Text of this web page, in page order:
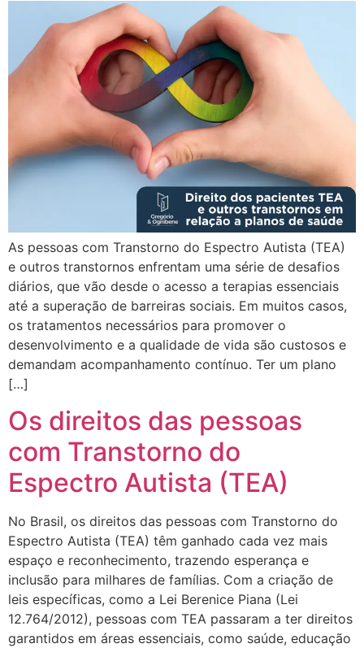
As pessoas com Transtorno do Espectro Autista (TEA)
e outros transtornos enfrentam uma série de desafios
diários, que vão desde o acesso a terapias essenciais
até a superação de barreiras sociais. Em muitos casos,
os tratamentos necessários para promover o
desenvolvimento e a qualidade de vida são custosos e
demandam acompanhamento contínuo. Ter um plano
[…]
Os direitos das pessoas
com Transtorno do
Espectro Autista (TEA)
No Brasil, os direitos das pessoas com Transtorno do
Espectro Autista (TEA) têm ganhado cada vez mais
espaço e reconhecimento, trazendo esperança e
inclusão para milhares de famílias. Com a criação de
leis específicas, como a Lei Berenice Piana (Lei
12.764/2012), pessoas com TEA passaram a ter direitos
garantidos em áreas essenciais, como saúde, educação